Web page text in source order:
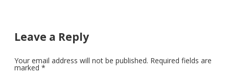
Leave a Reply
Your email address will not be published. Required fields are
marked *